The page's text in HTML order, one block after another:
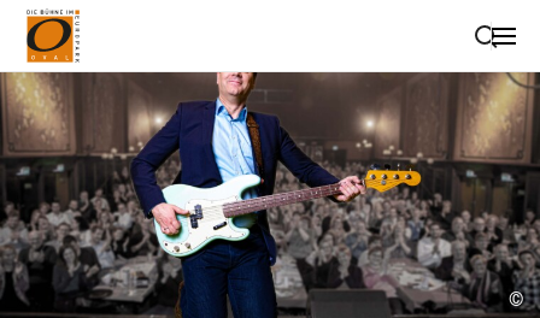
Suche schließen
Wegbeschreibung erhalten
©